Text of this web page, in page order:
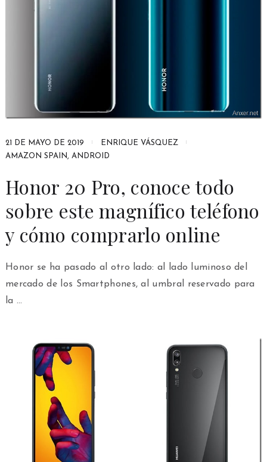
21 DE MAYO DE 2019
ENRIQUE VÁSQUEZ
AMAZON SPAIN, ANDROID
Honor 20 Pro, conoce todo
sobre este magnífico teléfono
y cómo comprarlo online
Honor se ha pasado al otro lado: al lado luminoso del
mercado de los Smartphones, al umbral reservado para
la …